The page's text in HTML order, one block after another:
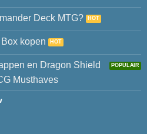
Deck MTG?
kopen
en Dragon Shield
Musthaves